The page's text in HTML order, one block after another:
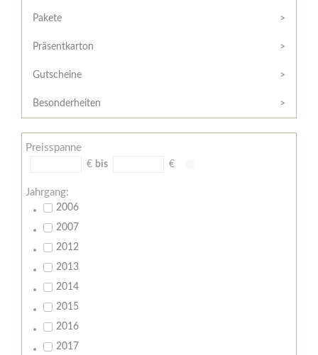
/
Widerrufsformular
AGB
Zahlungsbedingungen
Meine
Pakete
Präsentkarton
Gutscheine
Besonderheiten
Preisspanne
€ bis €
Jahrgang:
2006
2007
2012
2013
2014
2015
2016
2017